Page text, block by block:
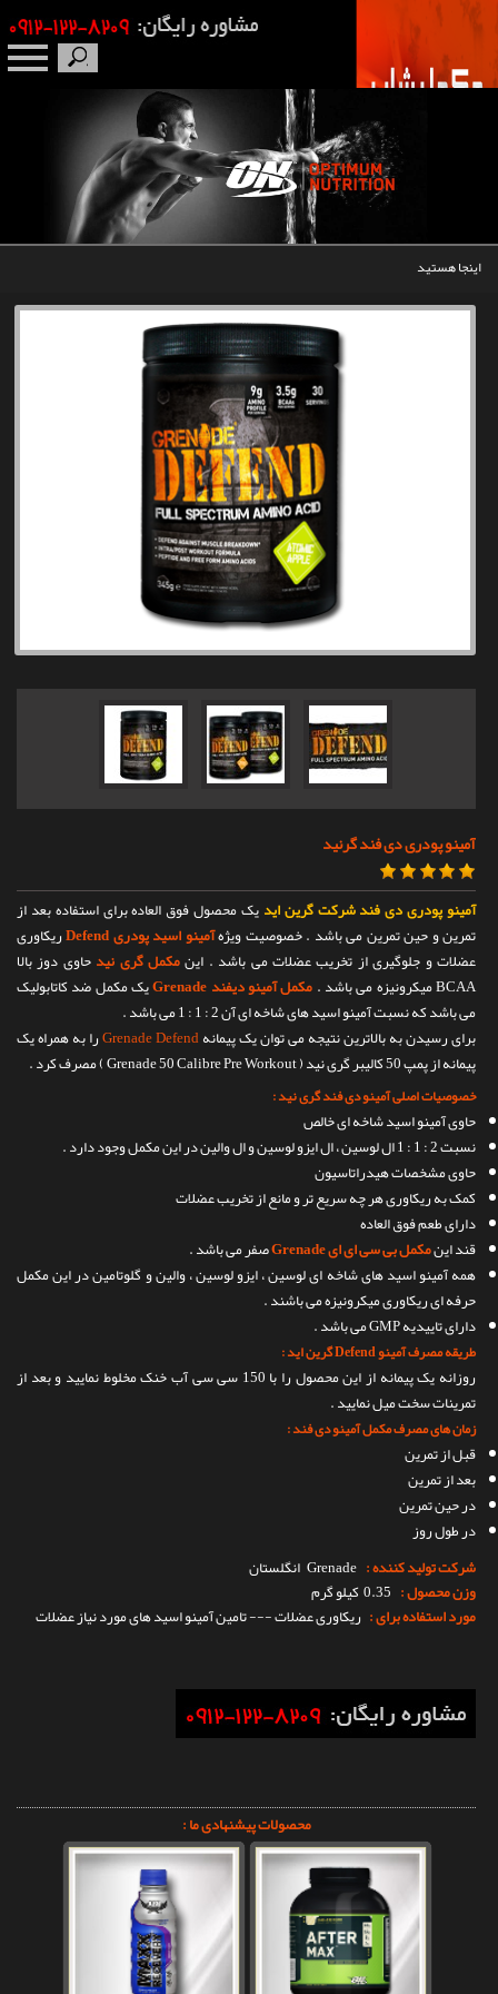
اینجا هستید
آمینو پودری دی فند گرنید
آمینو پودری دی فند شرکت گرین ایدیک محصول فوق العاده برای استفاده بعد از
تمرین و حین تمرین می باشد . خصوصیت ویژهآمینو اسید پودری Defend
ریکاوری
عضلات و جلوگیری از تخریب عضلات می باشد . اینمکمل گری نیدحاوی دوز بالا
BCAA میکرونیزه می باشد .
مکمل آمینو دیفند Grenade
یک مکمل ضد کاتابولیک
می باشد که نسبت آمینو اسید های شاخه ای آن 2 : 1 : 1 می باشد .
برای رسیدن به بالاترین نتیجه می توان یک پیمانهGrenade Defendرا به همراه یک
پیمانه از پمپ 50 کالیبر گری نید ( Grenade 50 Calibre Pre Workout ) مصرف کرد .
خصوصیات اصلی آمینو دی فند گری نید :
حاوی آمینو اسید شاخه ای خالص
نسبت 2 : 1 : 1 ال لوسین ، ال ایزو لوسین و ال والین در این مکمل وجود دارد .
حاوی مشخصات هیدراتاسیون
کمک به ریکاوری هر چه سریع تر و مانع از تخریب عضلات
دارای طعم فوق العاده
قند اینمکمل بی سی ای ای Grenade
صفر می باشد .
همه آمینو اسید های شاخه ای لوسین ، ایزو لوسین ، والین و گلوتامین در این مکمل
حرفه ای ریکاوری میکرونیزه می باشند .
دارای تاییدیه GMP می باشد .
طریقه مصرف آمینو Defend گرین اید :
روزانه یک پیمانه از این محصول را با 150 سی سی آب خنک مخلوط نمایید و بعد از
تمرینات سخت میل نمایید .
زمان های مصرف مکمل آمینو دی فند :
قبل از تمرین
بعد از تمرین
در حین تمرین
در طول روز
شرکت تولید کننده : Grenade انگلستان
وزن محصول : 0.35 کیلو گرم
مورد استفاده برای : ریکاوری عضلات --- تامین آمینو اسید های مورد نیاز عضلات
محصولات پیشنهادی ما :